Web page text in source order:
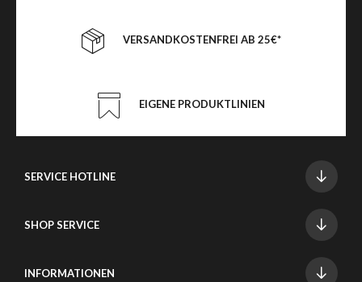
VERSANDKOSTENFREI AB 25€*
EIGENE PRODUKTLINIEN
SERVICE HOTLINE
SHOP SERVICE
INFORMATIONEN